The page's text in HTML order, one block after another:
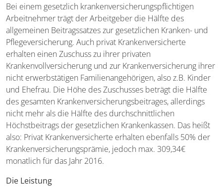
Bei einem gesetzlich krankenversicherungspflichtigen
Arbeitnehmer trägt der Arbeitgeber die Hälfte des
allgemeinen Beitragssatzes zur gesetzlichen Kranken- und
Pflegeversicherung. Auch privat Krankenversicherte
erhalten einen Zuschuss zu ihrer privaten
Krankenvollversicherung und zur Krankenversicherung ihrer
nicht erwerbstätigen Familienangehörigen, also z.B. Kinder
und Ehefrau. Die Höhe des Zuschusses beträgt die Hälfte
des gesamten Krankenversicherungsbeitrages, allerdings
nicht mehr als die Hälfte des durchschnittlichen
Höchstbeitrags der gesetzlichen Krankenkassen. Das heißt
also: Privat Krankenversicherte erhalten ebenfalls 50% der
Krankenversicherungsprämie, jedoch max. 309,34€
monatlich für das Jahr 2016.
Die Leistung